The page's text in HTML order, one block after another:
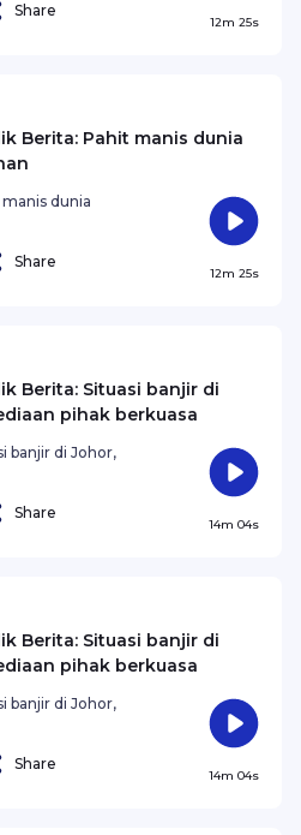
Share
12m 25s
Berita: Pahit manis dunia
dunia
Share
12m 25s
Berita: Situasi banjir di
pihak berkuasa
banjir di Johor,
Share
14m 04s
Berita: Situasi banjir di
pihak berkuasa
banjir di Johor,
Share
14m 04s